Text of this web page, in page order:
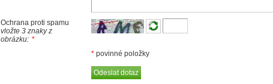
Ochrana proti spamu
vložte 3 znaky z
obrázku: *
*povinné položky